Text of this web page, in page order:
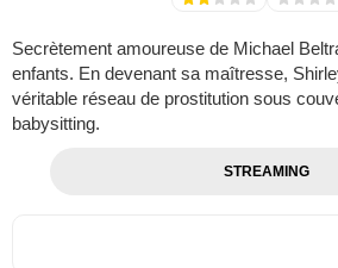
Secrètement amoureuse de Michael
enfants. En devenant sa maîtresse,
véritable réseau de prostitution sous
babysitting.
STREAMING